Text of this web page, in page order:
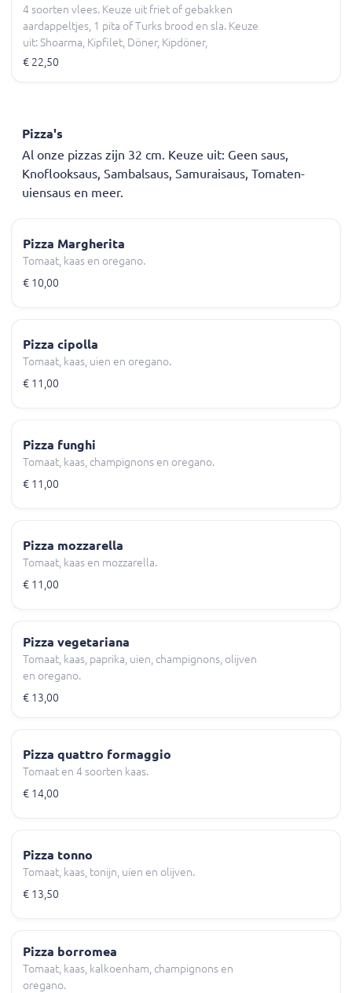
4 soorten vlees. Keuze uit friet of gebakken
aardappeltjes, 1 pita of Turks brood en sla. Keuze
uit: Shoarma, Kipfilet, Döner, Kipdöner,
Hamburger en meer.
€ 22,50
Pizza's
Al onze pizzas zijn 32 cm. Keuze uit: Geen saus,
Knoflooksaus, Sambalsaus, Samuraisaus, Tomaten-
uiensaus en meer.
Pizza Margherita
Tomaat, kaas en oregano.
€ 10,00
Pizza cipolla
Tomaat, kaas, uien en oregano.
€ 11,00
Pizza funghi
Tomaat, kaas, champignons en oregano.
€ 11,00
Pizza mozzarella
Tomaat, kaas en mozzarella.
€ 11,00
Pizza vegetariana
Tomaat, kaas, paprika, uien, champignons, olijven
en oregano.
€ 13,00
Pizza quattro formaggio
Tomaat en 4 soorten kaas.
€ 14,00
Pizza tonno
Tomaat, kaas, tonijn, uien en olijven.
€ 13,50
Pizza borromea
Tomaat, kaas, kalkoenham, champignons en
oregano.